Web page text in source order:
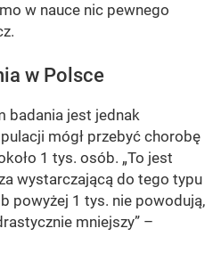
w nauce nic pewnego
w Polsce
badania jest jednak
mógł przebyć chorobę
1 tys. osób. „To jest
wystarczającą do tego typu
powyżej 1 tys. nie powodują,
mniejszy” –